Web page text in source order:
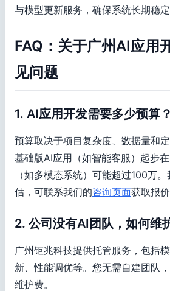
与模型更新服务，确保系统长期稳定
FAQ：关于广州AI应用
见问题
1. AI应用开发需要多少预算？
预算取决于项目复杂度、数据量和
基础版AI应用（如智能客服）起步
（如多模态系统）可能超过100万
估，可联系我们的咨询页面获取报价
2. 公司没有AI团队，如何维
广州钜兆科技提供托管服务，包括
新、性能调优等。您无需自建团队
维护费。